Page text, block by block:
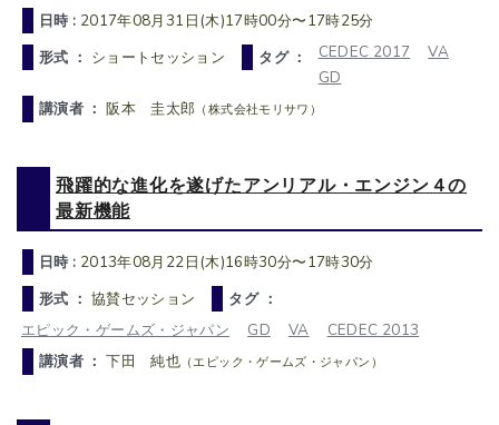
日時 : 2017年08月31日(木)17時00分〜17時25分
形式 ： ショートセッション タグ ： CEDEC 2017
VA
GD
講演者 ：阪本 圭太郎 （株式会社モリサワ）
飛躍的な進化を遂げたアンリアル・エンジン４の
最新機能
日時 : 2013年08月22日(木)16時30分〜17時30分
形式 ： 協賛セッション
タグ ：
エピック・ゲームズ・ジャパン
GD VA
CEDEC 2013
講演者 ：下田 純也 （エピック・ゲームズ・ジャパン）